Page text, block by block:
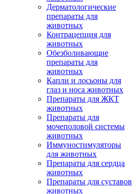
Дерматологические
препараты для
животных
Контрацепция для
животных
Обезболивающие
препараты для
животных
Капли и лосьоны для
глаз и носа животных
Препараты для ЖКТ
животных
Препараты для
мочеполовой системы
животных
Иммуностимуляторы
для животных
Препараты для сердца
животных
Препараты для суставов
животных